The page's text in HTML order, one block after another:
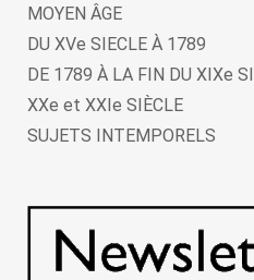
MOYEN ÂGE
DU XVe SIECLE À 1789
DE 1789 À LA FIN DU XIXe
XXe et XXIe SIÈCLE
SUJETS INTEMPORELS